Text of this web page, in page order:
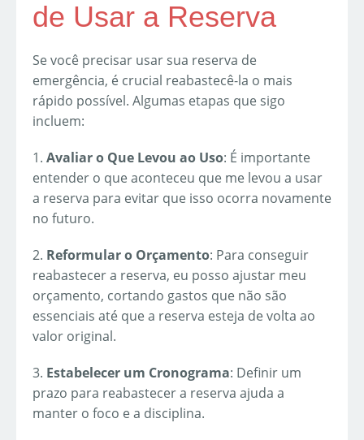
de Usar a Reserva
Se você precisar usar sua reserva de
emergência, é crucial reabastecê-la o mais
rápido possível. Algumas etapas que sigo
incluem:
1. Avaliar o Que Levou ao Uso: É importante
entender o que aconteceu que me levou a usar
a reserva para evitar que isso ocorra novamente
no futuro.
2. Reformular o Orçamento: Para conseguir
reabastecer a reserva, eu posso ajustar meu
orçamento, cortando gastos que não são
essenciais até que a reserva esteja de volta ao
valor original.
3. Estabelecer um Cronograma: Definir um
prazo para reabastecer a reserva ajuda a
manter o foco e a disciplina.